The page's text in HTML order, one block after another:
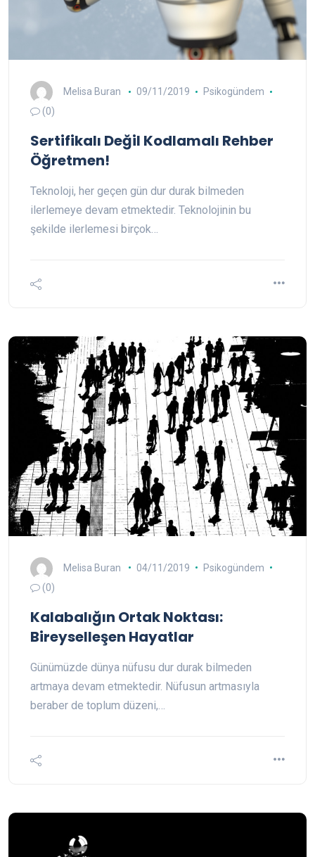
Melisa Buran 09/11/2019
Psikogündem
(0)
Sertifikalı Değil Kodlamalı Rehber
Öğretmen!
Teknoloji, her geçen gün dur durak bilmeden
ilerlemeye devam etmektedir. Teknolojinin bu
şekilde ilerlemesi birçok…
Melisa Buran 04/11/2019
Psikogündem
(0)
Kalabalığın Ortak Noktası:
Bireyselleşen Hayatlar
Günümüzde dünya nüfusu dur durak bilmeden
artmaya devam etmektedir. Nüfusun artmasıyla
beraber de toplum düzeni,…